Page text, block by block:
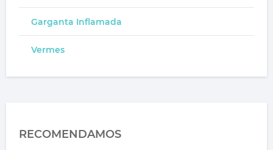
Garganta Inflamada
Vermes
RECOMENDAMOS